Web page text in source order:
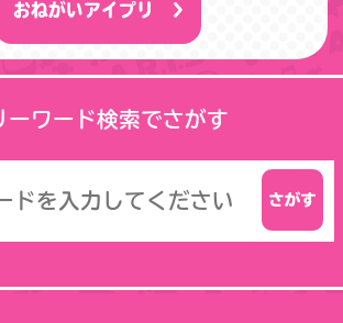
おねがいアイプリ
ーワード検索でさがす